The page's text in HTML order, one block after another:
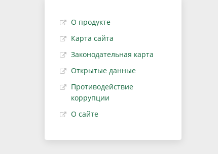
О продукте
Карта сайта
Законодательная карта
Открытые данные
Противодействие
коррупции
О сайте